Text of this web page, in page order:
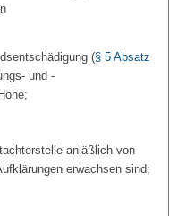
(§ 5 Absatz
und -
anläßlich von
erwachsen sind;